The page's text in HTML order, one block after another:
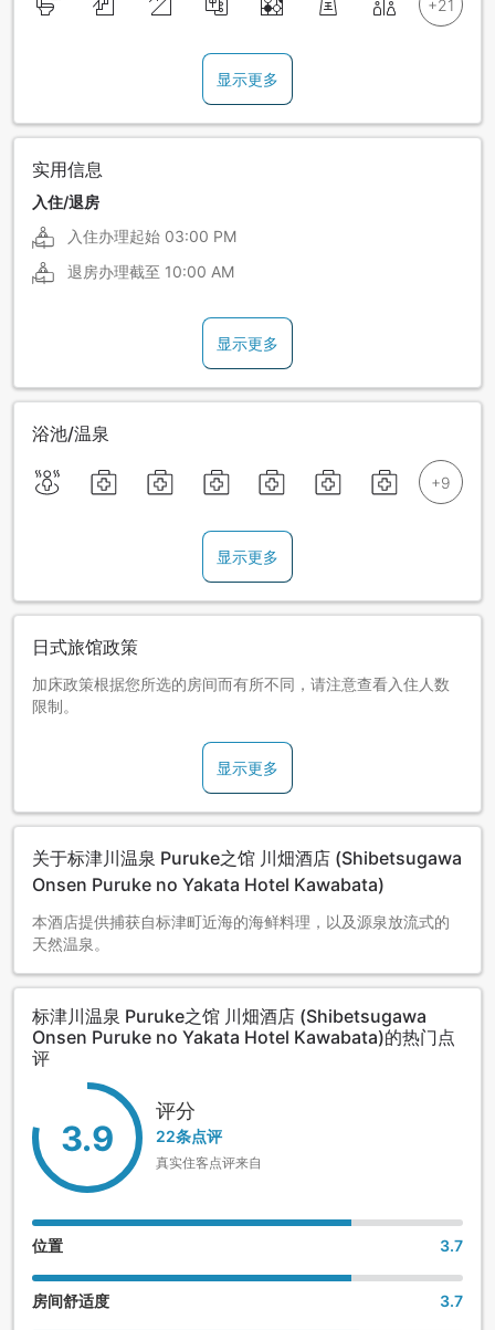
显示更多
实用信息
入住/退房
入住办理起始 03:00 PM
退房办理截至 10:00 AM
显示更多
浴池/温泉
显示更多
日式旅馆政策
加床政策根据您所选的房间而有所不同，请注意查看入住人数
限制。
显示更多
关于标津川温泉 Puruke之馆 川畑酒店 (Shibetsugawa
Onsen Puruke no Yakata Hotel Kawabata)
本酒店提供捕获自标津町近海的海鲜料理，以及源泉放流式的
天然温泉。
标津川温泉 Puruke之馆 川畑酒店 (Shibetsugawa
Onsen Puruke no Yakata Hotel Kawabata)的热门点
评
3.9
评分
22条点评
真实住客点评来自
位置 3.7
房间舒适度 3.7